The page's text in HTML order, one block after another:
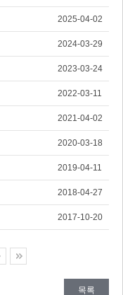
2025-04-02
2024-03-29
2023-03-24
2022-03-11
2021-04-02
2020-03-18
2019-04-11
2018-04-27
2017-10-20
목록